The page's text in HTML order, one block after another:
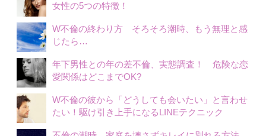
女性の5つの特徴！
W不倫の終わり方 そろそろ潮時、もう無理と感
じたら…
年下男性との年の差不倫、実態調査！ 危険な恋
愛関係はどこまでOK?
W不倫の彼から「どうしても会いたい」と言わせ
たい！駆け引き上手になるLINEテクニック